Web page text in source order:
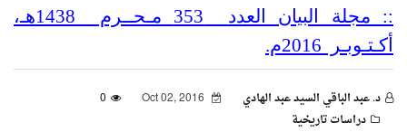
:: مجلة البيان العدد 353 مـحــرم 1438هـ،
أكـتـوبـر 2016م.
د. عبد الباقي السيد عبد الهادي
0
دراسات تاريخية